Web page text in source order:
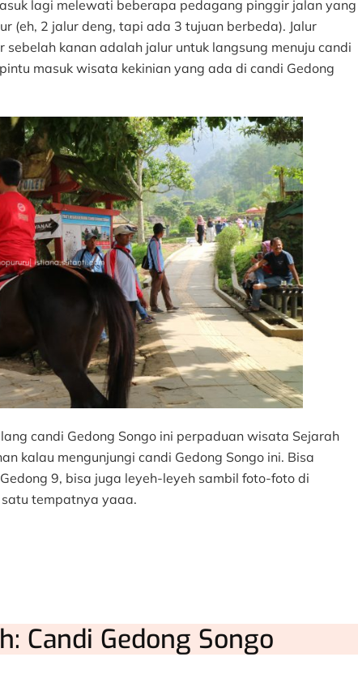
lagi melewati beberapa pedagang pinggir jalan yang
(eh, 2 jalur deng, tapi ada 3 tujuan berbeda). Jalur
sebelah kanan adalah jalur untuk langsung menuju candi
masuk wisata kekinian yang ada di candi Gedong
candi Gedong Songo ini perpaduan wisata Sejarah
kalau mengunjungi candi Gedong Songo ini. Bisa
9, bisa juga leyeh-leyeh sambil foto-foto di
tempatnya yaaa.
Candi Gedong Songo